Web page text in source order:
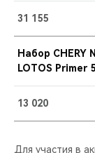
31 155
Набор CHERY
LOTOS Primer
13 020
Для участия в